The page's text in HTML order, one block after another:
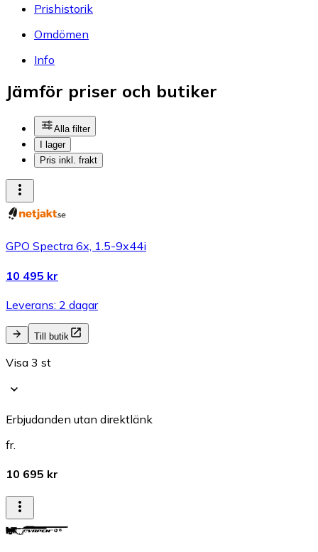
Prishistorik
Omdömen
Info
Jämför priser och butiker
Alla filter
I lager
Pris inkl. frakt
GPO Spectra 6x, 1.5-9x44i
10 495 kr
Leverans: 2 dagar
Till butik
Visa 3 st
Erbjudanden utan direktlänk
fr.
10 695 kr